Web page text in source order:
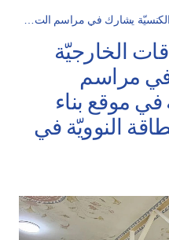
يشارك في مراسم الت…
الخارجيّة
مراسم
موقع بناء
النوويّة في